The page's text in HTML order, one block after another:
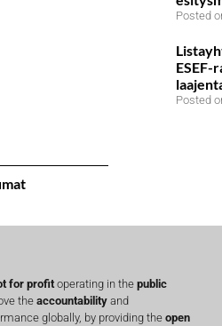
Posted
Posted
for profitoperating in the public
the accountability and
globally, by providing the open